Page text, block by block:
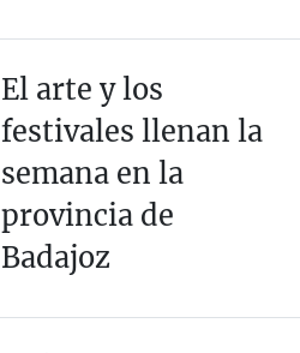
El arte y los
festivales llenan la
semana en la
provincia de
Badajoz